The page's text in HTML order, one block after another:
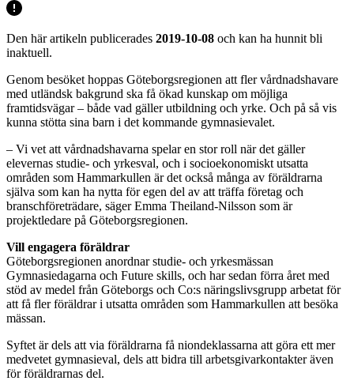
Den här artikeln publicerades 2019-10-08 och kan ha hunnit bli
inaktuell.
Genom besöket hoppas Göteborgsregionen att fler vårdnadshavare
med utländsk bakgrund ska få ökad kunskap om möjliga
framtidsvägar – både vad gäller utbildning och yrke. Och på så vis
kunna stötta sina barn i det kommande gymnasievalet.
– Vi vet att vårdnadshavarna spelar en stor roll när det gäller
elevernas studie- och yrkesval, och i socioekonomiskt utsatta
områden som Hammarkullen är det också många av föräldrarna
själva som kan ha nytta för egen del av att träffa företag och
branschföreträdare, säger Emma Theiland-Nilsson som är
projektledare på Göteborgsregionen.
Vill engagera föräldrar
Göteborgsregionen anordnar studie- och yrkesmässan
Gymnasiedagarna och Future skills, och har sedan förra året med
stöd av medel från Göteborgs och Co:s näringslivsgrupp arbetat för
att få fler föräldrar i utsatta områden som Hammarkullen att besöka
mässan.
Syftet är dels att via föräldrarna få niondeklassarna att göra ett mer
medvetet gymnasieval, dels att bidra till arbetsgivarkontakter även
för föräldrarnas del.